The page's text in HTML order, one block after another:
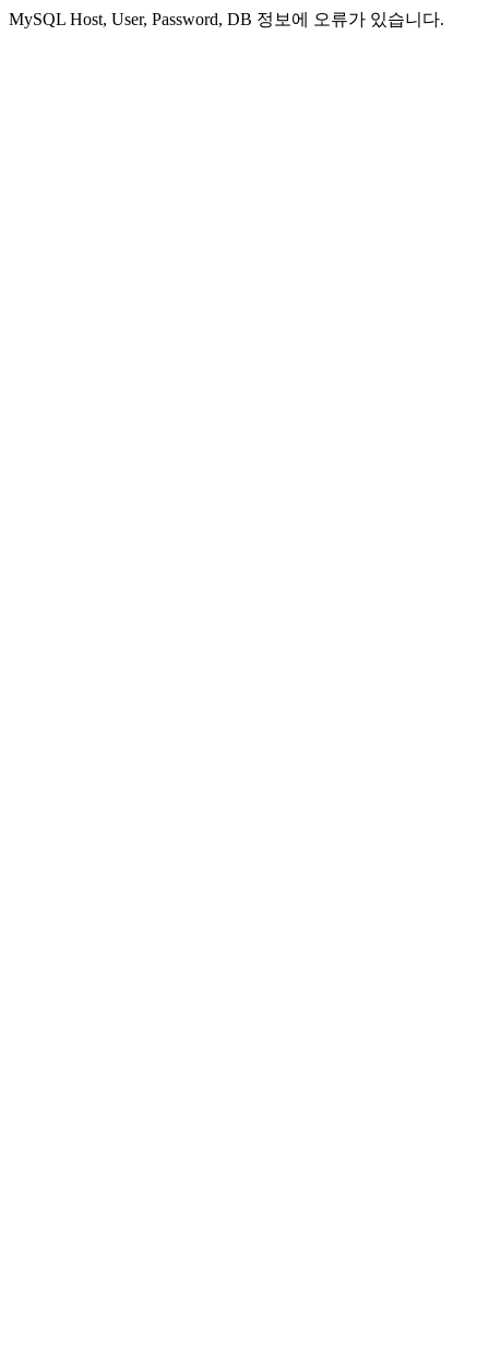
MySQL Host, User, Password, DB 정보에 오류가 있습니다.